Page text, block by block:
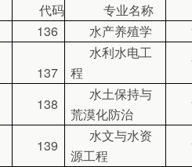
代码
专业名称
136 水产养殖学
137
水利水电工
程
138
水土保持与
荒漠化防治
139
水文与水资
源工程